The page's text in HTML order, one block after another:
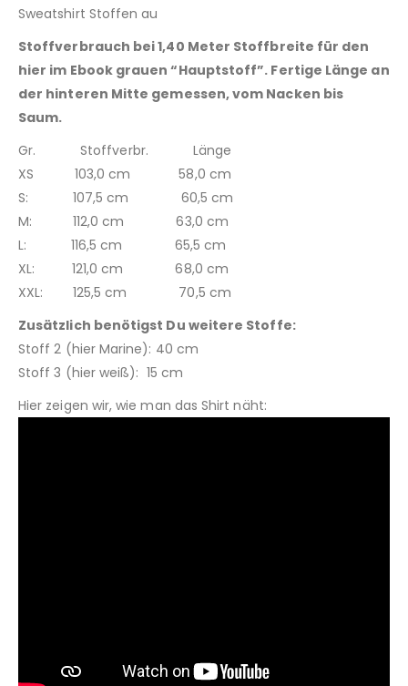
Sweatshirt Stoffen au
Stoffverbrauch bei 1,40 Meter Stoffbreite für den
hier im Ebook grauen “Hauptstoff”. Fertige Länge an
der hinteren Mitte gemessen, vom Nacken bis
Saum.
Gr. Stoffverbr. Länge
XS 103,0 cm 58,0 cm
S: 107,5 cm 60,5 cm
M: 112,0 cm 63,0 cm
L: 116,5 cm 65,5 cm
XL: 121,0 cm 68,0 cm
XXL: 125,5 cm 70,5 cm
Zusätzlich benötigst Du weitere Stoffe:
Stoff 2 (hier Marine): 40 cm
Stoff 3 (hier weiß): 15 cm
Hier zeigen wir, wie man das Shirt näht: